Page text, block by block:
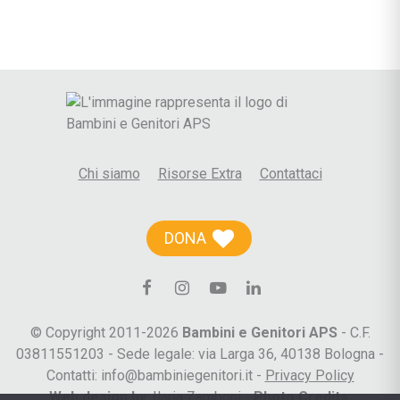
Chi siamo Risorse Extra Contattaci
DONA
© Copyright 2011-2026 Bambini e Genitori APS - C.F.
03811551203 - Sede legale: via Larga 36, 40138 Bologna -
Contatti: info@bambiniegenitori.it - Privacy Policy